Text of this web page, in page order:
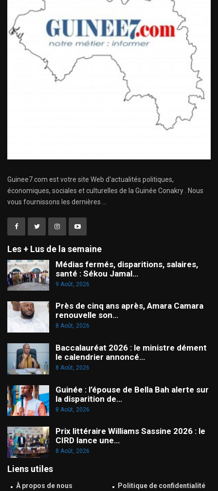
Guinee7.com est votre site Web d'actualités politiques,
économiques, sociales et culturelles de la Guinée Conakry . Nous
vous fournissons les dernières ...
Les + Lus de la semaine
Médias fermés, disparitions, salaires,
santé : Sékou Jamal…
9 Août, 2026
Près de cinq ans après, Amara Camara
renouvelle son…
8 Août, 2026
Baccalauréat 2026 : le ministre dément
le calendrier annoncé…
8 Août, 2026
Guinée : l’épouse de Bella Bah alerte sur
la disparition de…
8 Août, 2026
Prix littéraire Williams Sassine 2026 : le
CIRD lance une…
8 Août, 2026
Liens utiles
À propos de nous Politique de confidentialité